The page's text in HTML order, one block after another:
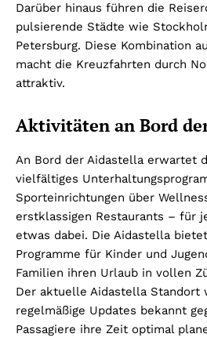
Darüber hinaus führen die
pulsierende Städte wie
Petersburg. Diese Kombination
macht die Kreuzfahrten durch
attraktiv.
Aktivitäten an Bord
An Bord der Aidastella erwartet
vielfältiges
Sporteinrichtungen über
erstklassigen Restaurants – für
etwas dabei. Die Aidastella
Programme für Kinder und
Familien ihren Urlaub in vollen
Der aktuelle Aidastella Standort
regelmäßige Updates bekannt
Passagiere ihre Zeit optimal